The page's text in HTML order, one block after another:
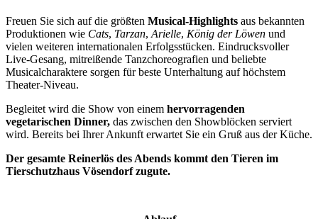
Freuen Sie sich auf die größten Musical-Highlights aus bekannten
Produktionen wie Cats, Tarzan, Arielle, König der Löwen und
vielen weiteren internationalen Erfolgsstücken. Eindrucksvoller
Live-Gesang, mitreißende Tanzchoreografien und beliebte
Musicalcharaktere sorgen für beste Unterhaltung auf höchstem
Theater-Niveau.
Begleitet wird die Show von einem hervorragenden
vegetarischen Dinner, das zwischen den Showblöcken serviert
wird. Bereits bei Ihrer Ankunft erwartet Sie ein Gruß aus der Küche.
Der gesamte Reinerlös des Abends kommt den Tieren im
Tierschutzhaus Vösendorf zugute.